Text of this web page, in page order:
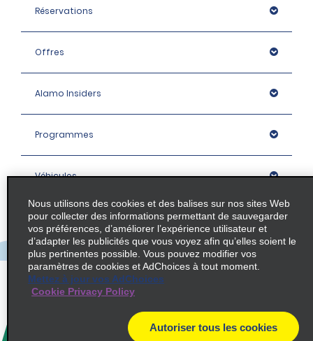
Réservations
Offres
Alamo Insiders
Programmes
Véhicules
Succursales
Entreprise
Politique / Plan du site
Nous utilisons des cookies et des balises sur nos sites Web
pour collecter des informations permettant de sauvegarder
vos préférences, d’améliorer l’expérience utilisateur et
d’adapter les publicités que vous voyez afin qu’elles soient le
plus pertinentes possible. Vous pouvez modifier vos
paramètres de cookies et AdChoices à tout moment.
Mettez à jour vos AdChoices
Cookie Privacy Policy
Autoriser tous les cookies